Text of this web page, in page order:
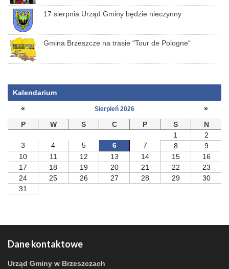
17 sierpnia Urząd Gminy będzie nieczynny
Gmina Brzeszcze na trasie "Tour de Pologne"
Kalendarium
«
Sierpień 2026
»
P
W S C P S
N
1
2
3
4 5 6 7 8
9
10
11 12 13 14 15
16
17
18 19 20 21 22
23
24
25 26 27 28 29
30
31
Dane kontaktowe
Urząd Gminy w Brzeszczach